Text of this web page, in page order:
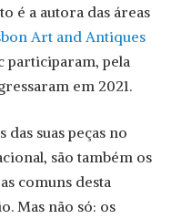
é a autora das áreas
Art and Antiques
participaram, pela
em 2021.
suas peças no
são também os
comuns desta
Mas não só: os